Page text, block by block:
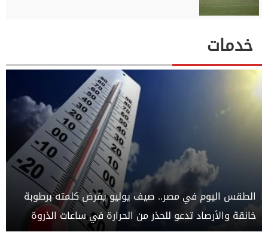
خدمات
الطقس اليوم في مصر.. صيف يوليو يفرض كلمته برطوبة
خانقة والأرصاد تدعو للحذر من الحرارة في ساعات الذروة